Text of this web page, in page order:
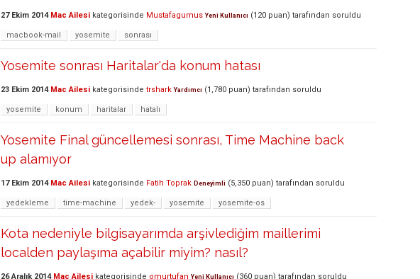
27 Ekim 2014 Mac Ailesi kategorisinde Mustafagumus Yeni Kullanıcı (120 puan) tarafından soruldu
macbook-mail yosemite sonrası
Yosemite sonrası Haritalar'da konum hatası
23 Ekim 2014 Mac Ailesi kategorisinde trshark Yardımcı (1,780 puan) tarafından soruldu
yosemite konum haritalar hatalı
Yosemite Final güncellemesi sonrası, Time Machine back
up alamıyor
17 Ekim 2014 Mac Ailesi kategorisinde Fatih Toprak Deneyimli (5,350 puan) tarafından soruldu
yedekleme time-machine yedek- yosemite yosemite-os
Kota nedeniyle bilgisayarımda arşivlediğim maillerimi
localden paylaşıma açabilir miyim? nasıl?
26 Aralık 2014 Mac Ailesi kategorisinde omurtufan Yeni Kullanıcı (360 puan) tarafından soruldu